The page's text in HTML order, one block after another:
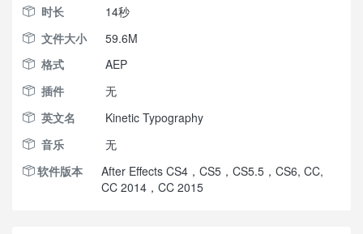
时长
14秒
文件大小
59.6M
格式
AEP
插件
无
英文名
Kinetic Typography
音乐
无
软件版本
After Effects CS4，CS5，CS5.5，CS6, CC,
CC 2014，CC 2015